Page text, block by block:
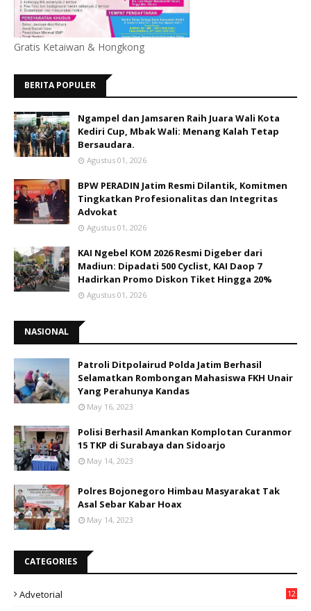
Gratis Ketaiwan & Hongkong
BERITA POPULER
Ngampel dan Jamsaren Raih Juara Wali Kota
Kediri Cup, Mbak Wali: Menang Kalah Tetap
Bersaudara.
Agustus 01, 2026
BPW PERADIN Jatim Resmi Dilantik, Komitmen
Tingkatkan Profesionalitas dan Integritas
Advokat
Agustus 01, 2026
KAI Ngebel KOM 2026 Resmi Digeber dari
Madiun: Dipadati 500 Cyclist, KAI Daop 7
Hadirkan Promo Diskon Tiket Hingga 20%
Agustus 01, 2026
NASIONAL
Patroli Ditpolairud Polda Jatim Berhasil
Selamatkan Rombongan Mahasiswa FKH Unair
Yang Perahunya Kandas
May 16, 2023
Polisi Berhasil Amankan Komplotan Curanmor
15 TKP di Surabaya dan Sidoarjo
May 14, 2023
Polres Bojonegoro Himbau Masyarakat Tak
Asal Sebar Kabar Hoax
May 14, 2023
CATEGORIES
Advetorial 12